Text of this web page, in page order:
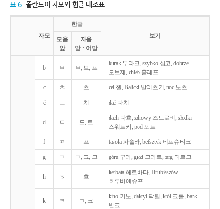
표 6 폴란드어 자모와 한글 대조표
자모
한글
보기
모음
앞
자음
앞ㆍ어말
b ㅂ ㅂ, 브, 프
burak 부라크, szybko 십코, dobrze
도브제, chleb 흘레프
c ㅊ 츠 cel 첼, Balicki 발리츠키, noc 노츠
ć ㅡ 치 dać 다치
d ㄷ 드, 트
dach 다흐, zdrowy 즈드로비, słodki
스워트키, pod 포트
f ㅍ 프 fasola 파솔라, befsztyk 베프슈티크
g ㄱ ㄱ, 그, 크 góra 구라, grad 그라트, targ 타르크
h ㅎ 흐
herbata 헤르바타, Hrubieszów
흐루비에슈프
k ㅋ ㄱ, 크
kino 키노, daktyl 닥틸, król 크룰, bank
반크